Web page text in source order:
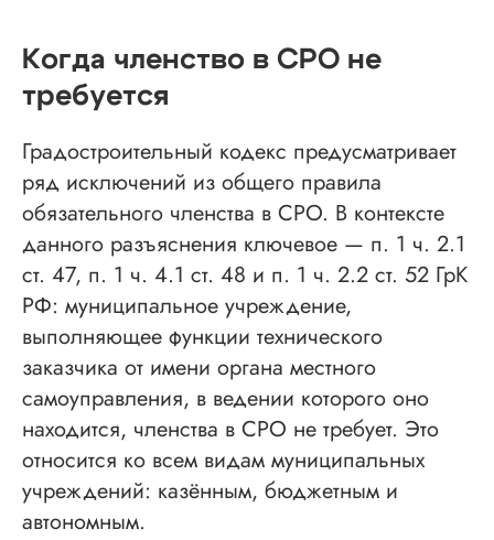
Когда членство в СРО не
требуется
Градостроительный кодекс предусматривает
ряд исключений из общего правила
обязательного членства в СРО. В контексте
данного разъяснения ключевое — п. 1 ч. 2.1
ст. 47, п. 1 ч. 4.1 ст. 48 и п. 1 ч. 2.2 ст. 52 ГрК
РФ: муниципальное учреждение,
выполняющее функции технического
заказчика от имени органа местного
самоуправления, в ведении которого оно
находится, членства в СРО не требует. Это
относится ко всем видам муниципальных
учреждений: казённым, бюджетным и
автономным.